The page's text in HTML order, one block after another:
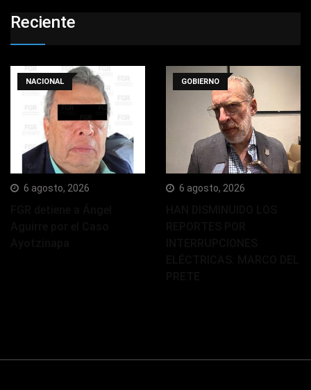
Reciente
NACIONAL
6 agosto, 2026
GOBIERNO
6 agosto, 2026